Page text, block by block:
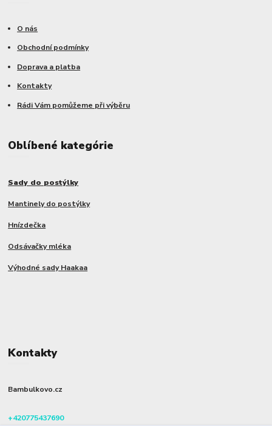
O nás
Obchodní podmínky
Doprava a platba
Kontakty
Rádi Vám pomůžeme při výběru
Oblíbené kategórie
Sady do postýlky
Mantinely do postýlky
Hnízdečka
Odsávačky mléka
Výhodné sady Haakaa
Kontakty
Bambulkovo.cz
+420775437690